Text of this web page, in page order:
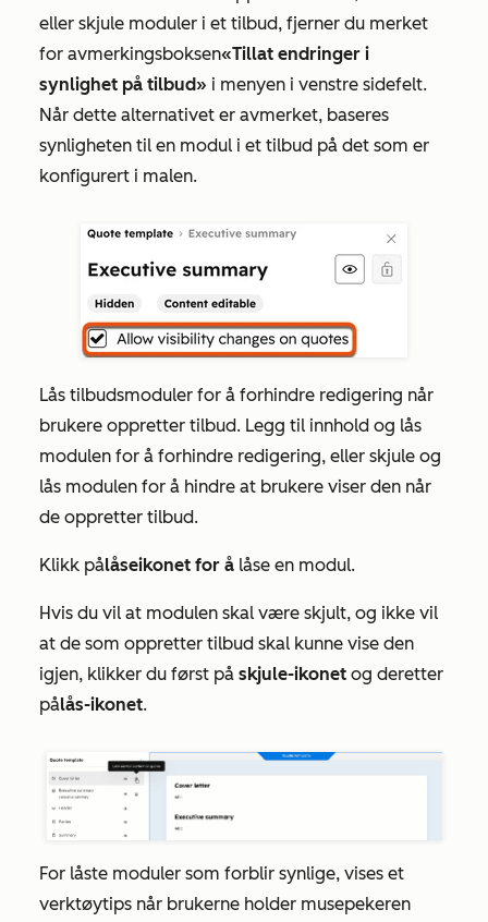
eller skjule moduler i et tilbud, fjerner du merket
for avmerkingsboksen«Tillat endringer i
synlighet på tilbud» i menyen i venstre sidefelt.
Når dette alternativet er avmerket, baseres
synligheten til en modul i et tilbud på det som er
konfigurert i malen.
Lås tilbudsmoduler for å forhindre redigering når
brukere oppretter tilbud. Legg til innhold og lås
modulen for å forhindre redigering, eller skjule og
lås modulen for å hindre at brukere viser den når
de oppretter tilbud.
Klikk pålåseikonet for å låse en modul.
Hvis du vil at modulen skal være skjult, og ikke vil
at de som oppretter tilbud skal kunne vise den
igjen, klikker du først på skjule-ikonet og deretter
pålås-ikonet.
For låste moduler som forblir synlige, vises et
verktøytips når brukerne holder musepekeren